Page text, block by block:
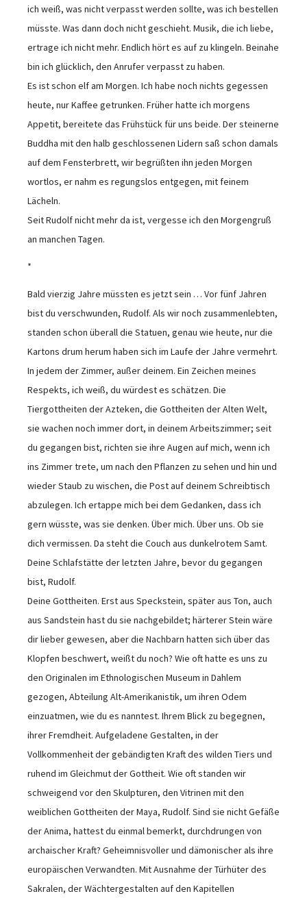
ich weiß, was nicht verpasst werden sollte, was ich bestellen
müsste. Was dann doch nicht geschieht. Musik, die ich liebe,
ertrage ich nicht mehr. Endlich hört es auf zu klingeln. Beinahe
bin ich glücklich, den Anrufer verpasst zu haben.
Es ist schon elf am Morgen. Ich habe noch nichts gegessen
heute, nur Kaffee getrunken. Früher hatte ich morgens
Appetit, bereitete das Frühstück für uns beide. Der steinerne
Buddha mit den halb geschlossenen Lidern saß schon damals
auf dem Fensterbrett, wir begrüßten ihn jeden Morgen
wortlos, er nahm es regungslos entgegen, mit feinem
Lächeln.
Seit Rudolf nicht mehr da ist, vergesse ich den Morgengruß
an manchen Tagen.
*
Bald vierzig Jahre müssten es jetzt sein … Vor fünf Jahren
bist du verschwunden, Rudolf. Als wir noch zusammenlebten,
standen schon überall die Statuen, genau wie heute, nur die
Kartons drum herum haben sich im Laufe der Jahre vermehrt.
In jedem der Zimmer, außer deinem. Ein Zeichen meines
Respekts, ich weiß, du würdest es schätzen. Die
Tiergottheiten der Azteken, die Gottheiten der Alten Welt,
sie wachen noch immer dort, in deinem Arbeitszimmer; seit
du gegangen bist, richten sie ihre Augen auf mich, wenn ich
ins Zimmer trete, um nach den Pflanzen zu sehen und hin und
wieder Staub zu wischen, die Post auf deinem Schreibtisch
abzulegen. Ich ertappe mich bei dem Gedanken, dass ich
gern wüsste, was sie denken. Über mich. Über uns. Ob sie
dich vermissen. Da steht die Couch aus dunkelrotem Samt.
Deine Schlafstätte der letzten Jahre, bevor du gegangen
bist, Rudolf.
Deine Gottheiten. Erst aus Speckstein, später aus Ton, auch
aus Sandstein hast du sie nachgebildet; härterer Stein wäre
dir lieber gewesen, aber die Nachbarn hatten sich über das
Klopfen beschwert, weißt du noch? Wie oft hatte es uns zu
den Originalen im Ethnologischen Museum in Dahlem
gezogen, Abteilung Alt-Amerikanistik, um ihren Odem
einzuatmen, wie du es nanntest. Ihrem Blick zu begegnen,
ihrer Fremdheit. Aufgeladene Gestalten, in der
Vollkommenheit der gebändigten Kraft des wilden Tiers und
ruhend im Gleichmut der Gottheit. Wie oft standen wir
schweigend vor den Skulpturen, den Vitrinen mit den
weiblichen Gottheiten der Maya, Rudolf. Sind sie nicht Gefäße
der Anima, hattest du einmal bemerkt, durchdrungen von
archaischer Kraft? Geheimnisvoller und dämonischer als ihre
europäischen Verwandten. Mit Ausnahme der Türhüter des
Sakralen, der Wächtergestalten auf den Kapitellen